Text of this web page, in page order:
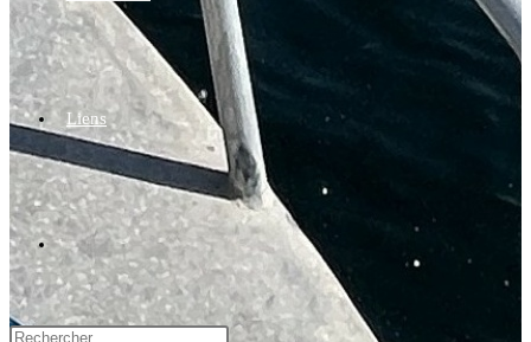
Liens
Toggle